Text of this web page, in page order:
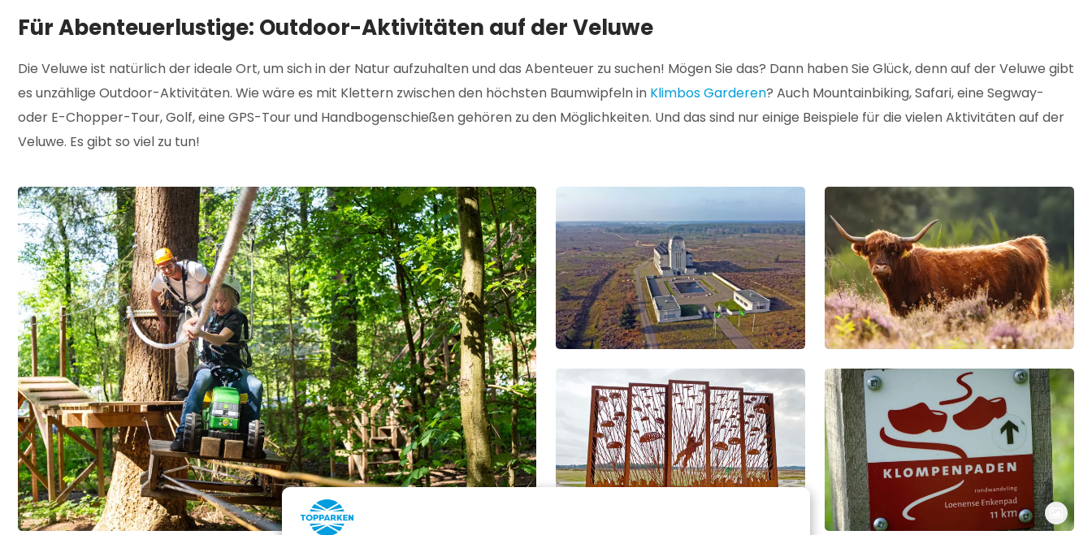
Für Abenteuerlustige: Outdoor-Aktivitäten auf der Veluwe
Die Veluwe ist natürlich der ideale Ort, um sich in der Natur aufzuhalten und das Abenteuer zu suchen! Mögen Sie das? Dann haben Sie Glück, denn auf der Veluwe gibt
es unzählige Outdoor-Aktivitäten. Wie wäre es mit Klettern zwischen den höchsten Baumwipfeln in Klimbos Garderen? Auch Mountainbiking, Safari, eine Segway-
oder E-Chopper-Tour, Golf, eine GPS-Tour und Handbogenschießen gehören zu den Möglichkeiten. Und das sind nur einige Beispiele für die vielen Aktivitäten auf der
Veluwe. Es gibt so viel zu tun!